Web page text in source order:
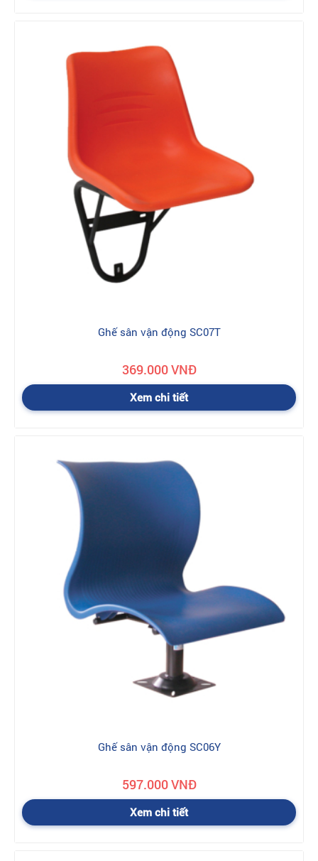
Ghế sân vận động SC07T
369.000 VNĐ
Xem chi tiết
Ghế sân vận động SC06Y
597.000 VNĐ
Xem chi tiết